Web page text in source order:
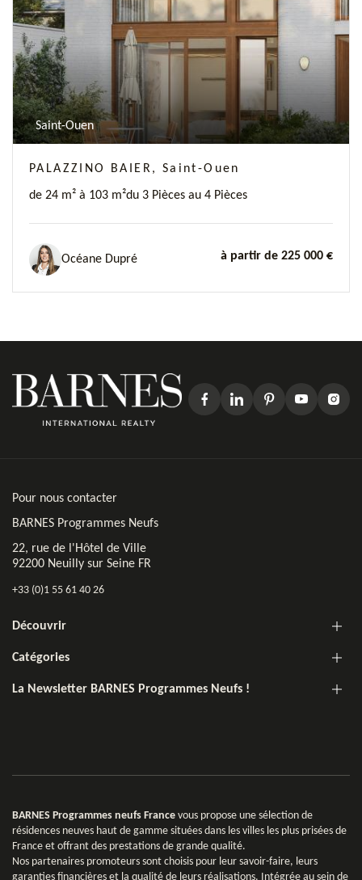
Saint-Ouen
PALAZZINO BAIER, Saint-Ouen
de 24 m² à 103 m²du 3 Pièces au 4 Pièces
Océane Dupré à partir de 225 000 €
Pour nous contacter
BARNES Programmes Neufs
22, rue de l'Hôtel de Ville
92200 Neuilly sur Seine FR
+33 (0)1 55 61 40 26
Découvrir
Catégories
La Newsletter BARNES Programmes Neufs !
BARNES Programmes neufs France vous propose une sélection de
résidences neuves haut de gamme situées dans les villes les plus prisées de
France et offrant des prestations de grande qualité.
Nos partenaires promoteurs sont choisis pour leur savoir-faire, leurs
garanties financières et la qualité de leurs réalisations. Intégrée au sein de